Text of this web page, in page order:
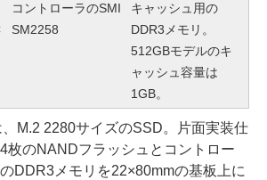
コントローラのSMI
SM2258
キャッシュ用の
DDR3メモリ。
512GBモデルのキ
ャッシュ容量は
1GB。
M.2 2280サイズのSSD。片面実装仕
枚のNANDフラッシュとコントロー
DDR3メモリを22×80mmの基板上に